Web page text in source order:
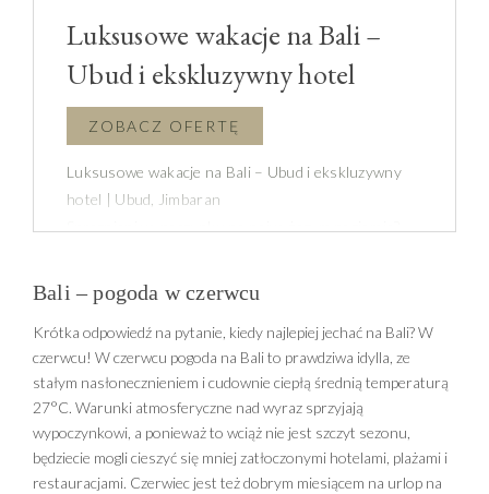
Luksusowe wakacje na Bali –
Ubud i ekskluzywny hotel
Luksusowe wakacje na Bali – Ubud i ekskluzywny
hotel | Ubud, Jimbaran
Wasze luksusowe wczasy na Bali rozpoczniecie w
Ubud, gdzie w harmonii bajkowych pól ryżowych, gór
i wulkanów spotkacie się z mistyczną kulturą
tutejszych mieszkańców. Następnie zabierzemy Was
na południe wyspy, gdzie ciesząc się urozmaiconą
ofertą luksusowego hotelu Four Seasons spędzicie
pozostałą część Waszego ekskluzywnego wyjazdu
na Bali.
Bali – pogoda w czerwcu
Krótka odpowiedź na pytanie, kiedy najlepiej jechać na Bali? W
czerwcu! W czerwcu pogoda na Bali to prawdziwa idylla, ze
stałym nasłonecznieniem i cudownie ciepłą średnią temperaturą
27°C. Warunki atmosferyczne nad wyraz sprzyjają
wypoczynkowi, a ponieważ to wciąż nie jest szczyt sezonu,
będziecie mogli cieszyć się mniej zatłoczonymi hotelami, plażami i
restauracjami. Czerwiec jest też dobrym miesiącem na urlop na